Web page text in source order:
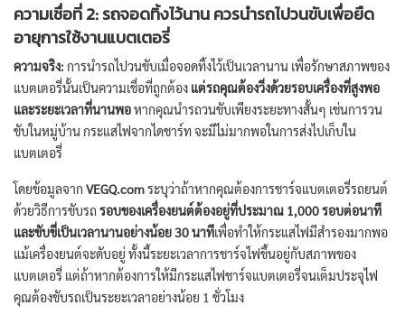
ความเชื่อที่ 2: รถจอดทิ้งไว้นาน ควรนำรถไปวนขับเพื่อยืด
อายุการใช้งานแบตเตอรี่
ความจริง:การนำรถไปวนขับเมื่อจอดทิ้งไว้เป็นเวลานาน เพื่อรักษาสภาพของ
แบตเตอรี่นั้นเป็นความเชื่อที่ถูกต้อง แต่รถคุณต้องวิ่งด้วยรอบเครื่องที่สูงพอ
และระยะเวลาที่นานพอหากคุณนำรถวนขับเพียงระยะทางสั้นๆ เช่นการวน
ขับในหมู่บ้าน กระแสไฟจากไดชาร์ท จะมีไม่มากพอในการส่งไปเก็บใน
แบตเตอรี่
โดยข้อมูลจาก VEGQ.comระบุว่าถ้าหากคุณต้องการชาร์จแบตเตอรี่รถยนต์
ด้วยวิธีการขับรถ รอบของเครื่องยนต์ต้องอยู่ที่ประมาณ 1,000 รอบต่อนาที
และขับขี่เป็นเวลานานอย่างน้อย 30 นาทีเพื่อทำให้กระแสไฟมีสำรองมากพอ
แม้เครื่องยนต์จะดับอยู่ ทั้งนี้ระยะเวลาการชาร์จไฟขึ้นอยู่กับสภาพของ
แบตเตอรี่ แต่ถ้าหากต้องการให้มีกระแสไฟชาร์จแบตเตอรี่จนเต็มประจุไฟ
คุณต้องขับรถเป็นระยะเวลาอย่างน้อย 1 ชั่วโมง